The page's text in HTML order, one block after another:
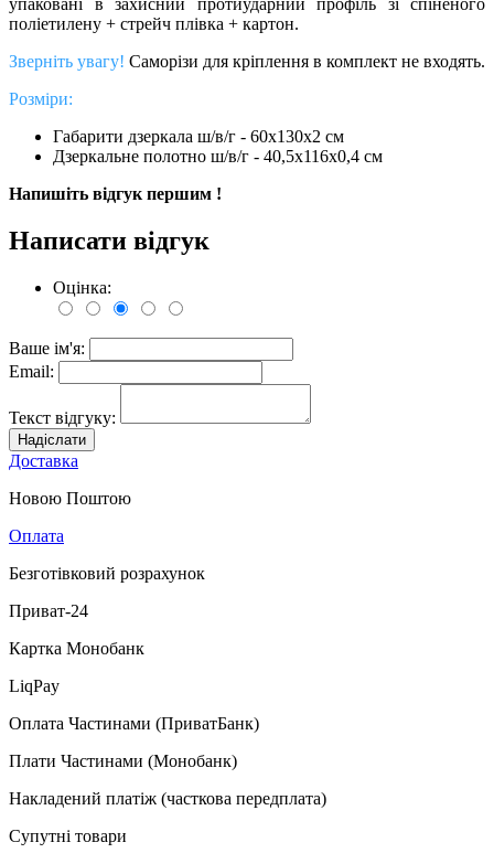
упаковані в захисний протиударний профіль зі спіненого
поліетилену + стрейч плівка + картон.
Зверніть увагу! Саморізи для кріплення в комплект не входять.
Розміри:
Габарити дзеркала ш/в/г - 60х130х2 см
Дзеркальне полотно ш/в/г - 40,5х116х0,4 см
Напишіть відгук першим !
Написати відгук
Оцінка:
Ваше ім'я:
Email:
Текст відгуку:
Надіслати
Доставка
Новою Поштою
Оплата
Безготівковий розрахунок
Приват-24
Картка Монобанк
LiqPay
Оплата Частинами (ПриватБанк)
Плати Частинами (Монобанк)
Накладений платіж (часткова передплата)
Супутні товари